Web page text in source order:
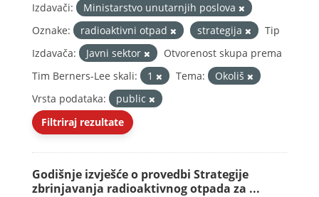
Izdavači:
Ministarstvo unutarnjih poslova
Oznake:
radioaktivni otpad strategija
Tip
Izdavača:
Javni sektor
Otvorenost skupa prema
Tim Berners-Lee skali:
1 Tema:
Okoliš
Vrsta podataka:
public
Filtriraj rezultate
Godišnje izvješće o provedbi Strategije
zbrinjavanja radioaktivnog otpada za ...